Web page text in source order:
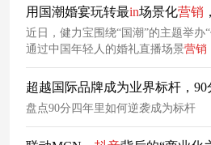
用国潮婚宴玩转最in场景化营销
近日，健力宝围绕“国潮”的主题举办
通过中国年轻人的婚礼直播场景营销
时，传递“中国人的喜宴就喝中国健
超越国际品牌成为业界标杆，
盘点90分四年里如何逆袭成为标杆